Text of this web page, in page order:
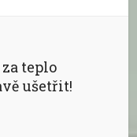
teplo
ušetřit!